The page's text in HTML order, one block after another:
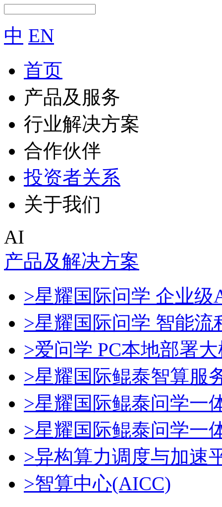
中 EN
首页
产品及服务
行业解决方案
合作伙伴
投资者关系
关于我们
AI
产品及解决方案
>星耀国际问学 企业级
>星耀国际问学 智能流
>爱问学 PC本地部署
>星耀国际鲲泰智算服
>星耀国际鲲泰问学一
>星耀国际鲲泰问学一
>异构算力调度与加速
>智算中心(AICC)